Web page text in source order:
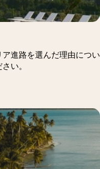
進路を選んだ理由につい
い。